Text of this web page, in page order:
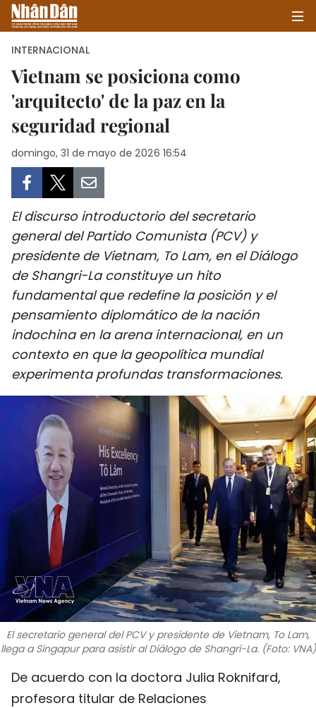
INICIO
POLÍTICA
SALUD - MEDIO AMBIENTE
CULTURA - ENTRETENIMIENTO
INTERNACIONAL
DEPORTES
VIAJES
PUENTE DE AMISTAD
HISTORIAS MULTIMEDIA
FOTOGRAFÍA
¿QUIÉNES SOMOS?
TIẾNG VIỆT
ENGLISH
中文
FRANÇAIS
РУССКИЙ
INTERNACIONAL
Vietnam se posiciona como
'arquitecto' de la paz en la
seguridad regional
domingo, 31 de mayo de 2026 16:54
El discurso introductorio del secretario
general del Partido Comunista (PCV) y
presidente de Vietnam, To Lam, en el Diálogo
de Shangri-La constituye un hito
fundamental que redefine la posición y el
pensamiento diplomático de la nación
indochina en la arena internacional, en un
contexto en que la geopolítica mundial
experimenta profundas transformaciones.
El secretario general del PCV y presidente de Vietnam, To Lam,
llega a Singapur para asistir al Diálogo de Shangri-La. (Foto: VNA)
De acuerdo con la doctora Julia Roknifard,
profesora titular de Relaciones